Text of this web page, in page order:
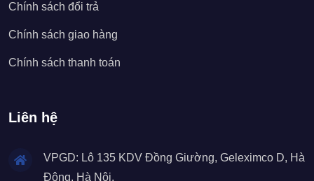
Chính sách đổi trả
Chính sách giao hàng
Chính sách thanh toán
Liên hệ
VPGD: Lô 135 KDV Đồng Giường, Geleximco D, Hà
Đông, Hà Nội.